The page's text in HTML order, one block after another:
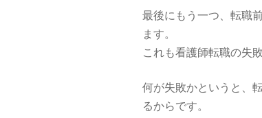
最後にもう一つ、転職
ます。
これも看護師転職の失
何が失敗かというと、
るからです。